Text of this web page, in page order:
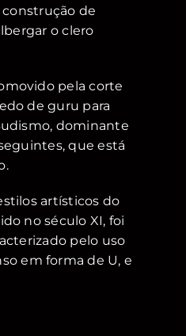
construção de
o clero
pela corte
de guru para
dominante
que está
artísticos do
no século XI, foi
pelo uso
em forma de U, e